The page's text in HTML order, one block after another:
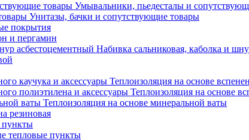
Умывальники, пьедесталы и
Унитазы, бачки и сопутствующие товары
покрытия
и пергамин
Набивка сальниковая, каболка и
Теплоизоляция на основе
Теплоизоляция на основе
Теплоизоляция на основе минеральной ваты
резиновая
пункты
тепловые пункты